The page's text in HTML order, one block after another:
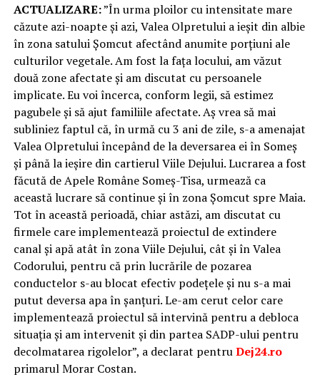
ACTUALIZARE:”În urma ploilor cu intensitate mare
căzute azi-noapte și azi, Valea Olpretului a ieșit din albie
în zona satului Șomcut afectând anumite porțiuni ale
culturilor vegetale. Am fost la fața locului, am văzut
două zone afectate și am discutat cu persoanele
implicate. Eu voi încerca, conform legii, să estimez
pagubele și să ajut familiile afectate. Aș vrea să mai
subliniez faptul că, în urmă cu 3 ani de zile, s-a amenajat
Valea Olpretului începând de la deversarea ei în Someș
și până la ieșire din cartierul Viile Dejului. Lucrarea a fost
făcută de Apele Române Someș-Tisa, urmează ca
această lucrare să continue și în zona Șomcut spre Maia.
Tot în această perioadă, chiar astăzi, am discutat cu
firmele care implementează proiectul de extindere
canal și apă atât în zona Viile Dejului, cât și în Valea
Codorului, pentru că prin lucrările de pozarea
conductelor s-au blocat efectiv podețele și nu s-a mai
putut deversa apa în șanțuri. Le-am cerut celor care
implementează proiectul să intervină pentru a debloca
situația și am intervenit și din partea SADP-ului pentru
decolmatarea rigolelor”, a declarat pentruDej24.ro
primarul Morar Costan.